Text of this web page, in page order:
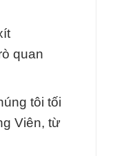
quan
tôi tối
Viên, từ